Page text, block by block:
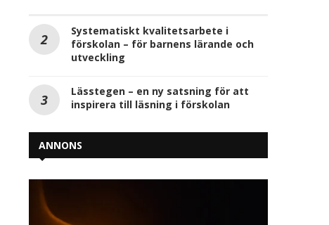
Systematiskt kvalitetsarbete i
förskolan – för barnens lärande och
utveckling
Lässtegen – en ny satsning för att
inspirera till läsning i förskolan
ANNONS